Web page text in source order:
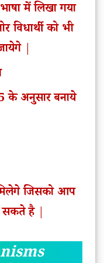
में लिखा गया
को भी
|
के अनुसार बनाये
जिसको आप
सकते है |